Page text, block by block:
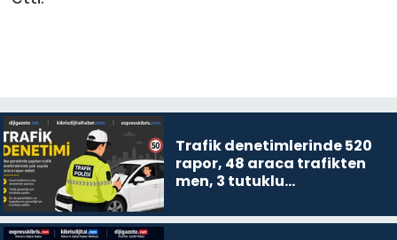
Trafik denetimlerinde 520
rapor, 48 araca trafikten
men, 3 tutuklu…